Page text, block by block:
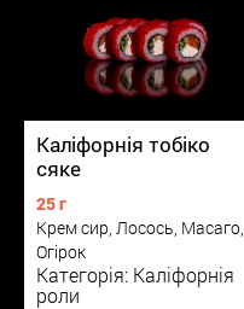
Каліфорнія тобіко
сяке
25 г
Крем сир, Лосось, Масаго,
Огірок
Категорія: Каліфорнія
роли